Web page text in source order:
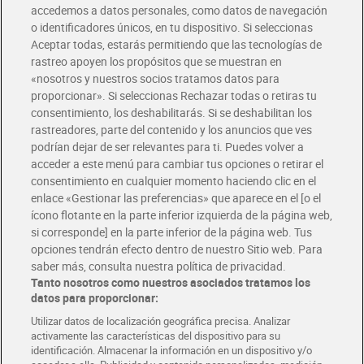
Envío gratis por compras superiores a 100€
Envío estandar por 4,99€
Glovo y Uber Eats
Solicita tu factura de Glovo o Uber Eats
Únete al CLUB Dia
Disfruta las ventajas y ofertas exclusivas.
Descárgate la APP Dia
Folletos y Tiendas
Descubre las mejores ofertas y busca tu tienda más cercana
Tarjeta MaX Dia
Te devuelve hasta 8€/mes de tus compras.
¡Solicita tu tarjeta de crédito aquí!
COMER MEJOR CADA DIA
accedemos a datos personales, como datos de navegación
o identificadores únicos, en tu dispositivo. Si seleccionas
Aceptar todas, estarás permitiendo que las tecnologías de
rastreo apoyen los propósitos que se muestran en
«nosotros y nuestros socios tratamos datos para
proporcionar». Si seleccionas Rechazar todas o retiras tu
consentimiento, los deshabilitarás. Si se deshabilitan los
rastreadores, parte del contenido y los anuncios que ves
podrían dejar de ser relevantes para ti. Puedes volver a
acceder a este menú para cambiar tus opciones o retirar el
consentimiento en cualquier momento haciendo clic en el
enlace «Gestionar las preferencias» que aparece en el [o el
ícono flotante en la parte inferior izquierda de la página web,
si corresponde] en la parte inferior de la página web. Tus
opciones tendrán efecto dentro de nuestro Sitio web. Para
saber más, consulta nuestra política de privacidad.
Tanto nosotros como nuestros asociados tratamos los
datos para proporcionar:
Utilizar datos de localización geográfica precisa. Analizar
activamente las características del dispositivo para su
identificación. Almacenar la información en un dispositivo y/o